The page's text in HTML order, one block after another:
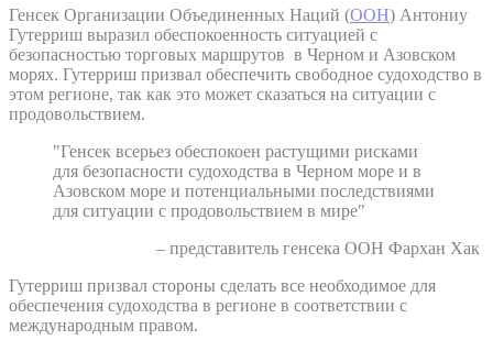
Генсек Организации Объединенных Наций (ООН) Антониу
Гутерриш выразил обеспокоенность ситуацией с
безопасностью торговых маршрутов в Черном и Азовском
морях. Гутерриш призвал обеспечить свободное судоходство в
этом регионе, так как это может сказаться на ситуации с
продовольствием.
"Генсек всерьез обеспокоен растущими рисками
для безопасности судоходства в Черном море и в
Азовском море и потенциальными последствиями
для ситуации с продовольствием в мире"
– представитель генсека ООН Фархан Хак
Гутерриш призвал стороны сделать все необходимое для
обеспечения судоходства в регионе в соответствии с
международным правом.